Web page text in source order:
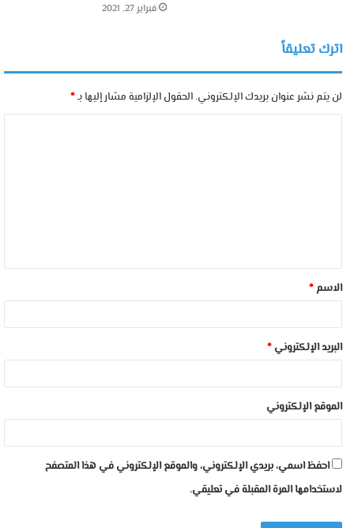
فبراير 27, 2021
اترك تعليقاً
لن يتم نشر عنوان بريدك الإلكتروني.الحقول الإلزامية مشار إليها بـ*
الاسم *
البريد الإلكتروني *
الموقع الإلكتروني
احفظ اسمي، بريدي الإلكتروني، والموقع الإلكتروني في هذا المتصفح
لاستخدامها المرة المقبلة في تعليقي.